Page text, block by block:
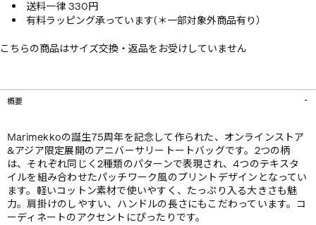
送料一律 330円
有料ラッピング承っています(＊一部対象外商品有り）
こちらの商品はサイズ交換・返品をお受けしていません
概要
Marimekkoの誕生75周年を記念して作られた、オンラインストア
&アジア限定展開のアニバーサリートートバッグです。2つの柄
は、それぞれ同じく2種類のパターンで表現され、4つのテキスタ
イルを組み合わせたパッチワーク風のプリントデザインとなってい
ます。軽いコットン素材で使いやすく、たっぷり入る大きさも魅
力。肩掛けのしやすい、ハンドルの長さにもこだわっています。コ
ーディネートのアクセントにぴったりです。